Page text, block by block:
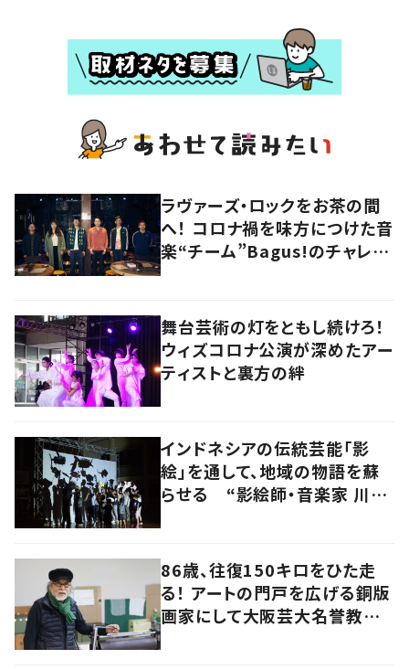
ラヴァーズ・ロックをお茶の間
へ！ コロナ禍を味方につけた音
楽“チーム”Bagus!のチャレン
舞台芸術の灯をともし続けろ！
ウィズコロナ公演が深めたアー
ティストと裏方の絆
インドネシアの伝統芸能「影
絵」を通して、地域の物語を蘇
らせる “影絵師・音楽家 川村
86歳、往復150キロをひた走
る！ アートの門戸を広げる銅版
画家にして大阪芸大名誉教授・